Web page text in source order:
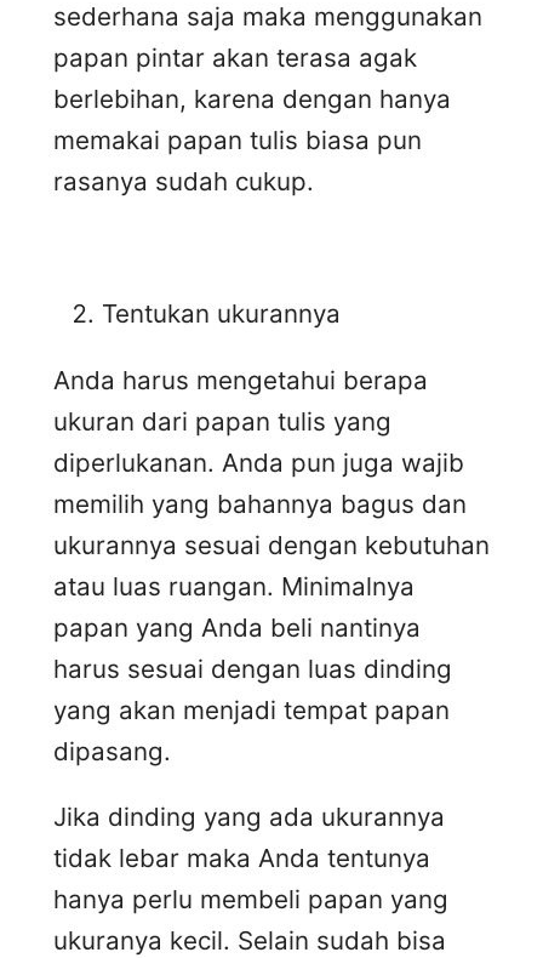
sederhana saja maka menggunakan
papan pintar akan terasa agak
berlebihan, karena dengan hanya
memakai papan tulis biasa pun
rasanya sudah cukup.
Tentukan ukurannya
Anda harus mengetahui berapa
ukuran dari papan tulis yang
diperlukanan. Anda pun juga wajib
memilih yang bahannya bagus dan
ukurannya sesuai dengan kebutuhan
atau luas ruangan. Minimalnya
papan yang Anda beli nantinya
harus sesuai dengan luas dinding
yang akan menjadi tempat papan
dipasang.
Jika dinding yang ada ukurannya
tidak lebar maka Anda tentunya
hanya perlu membeli papan yang
ukuranya kecil. Selain sudah bisa